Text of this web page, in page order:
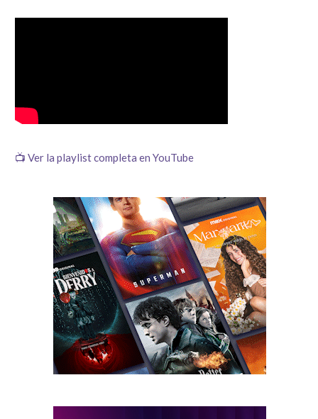
📺 Ver la playlist completa en YouTube